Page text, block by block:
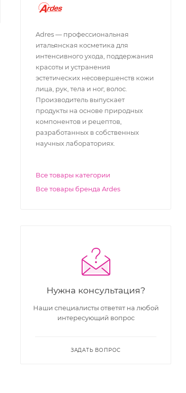
Adres — профессиональная
итальянская косметика для
интенсивного ухода, поддержания
красоты и устранения
эстетических несовершенств кожи
лица, рук, тела и ног, волос.
Производитель выпускает
продукты на основе природных
компонентов и рецептов,
разработанных в собственных
научных лабораториях.
Все товары категории
Все товары бренда Ardes
Нужна консультация?
Наши специалисты ответят на любой
интересующий вопрос
ЗАДАТЬ ВОПРОС